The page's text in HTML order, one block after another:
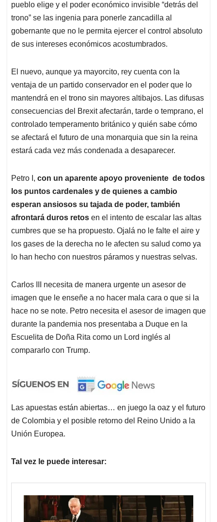
pueblo elige y el poder económico invisible “detrás del
trono” se las ingenia para ponerle zancadilla al
gobernante que no le permita ejercer el control absoluto
de sus intereses económicos acostumbrados.
El nuevo, aunque ya mayorcito, rey cuenta con la
ventaja de un partido conservador en el poder que lo
mantendrá en el trono sin mayores altibajos. Las difusas
consecuencias del Brexit afectarán, tarde o temprano, el
controlado temperamento británico y quién sabe cómo
se afectará el futuro de una monarquia que sin la reina
estará cada vez más condenada a desaparecer.
Petro I, con un aparente apoyo proveniente de todos
los puntos cardenales y de quienes a cambio
esperan ansiosos su tajada de poder, también
afrontará duros retos en el intento de escalar las altas
cumbres que se ha propuesto. Ojalá no le falte el aire y
los gases de la derecha no le afecten su salud como ya
lo han hecho con nuestros páramos y nuestras selvas.
Carlos III necesita de manera urgente un asesor de
imagen que le enseñe a no hacer mala cara o que si la
hace no se note. Petro necesita el asesor de imagen que
durante la pandemia nos presentaba a Duque en la
Escuelita de Doña Rita como un Lord inglés al
compararlo con Trump.
Las apuestas están abiertas… en juego la oaz y el futuro
de Colombia y el posible retorno del Reino Unido a la
Unión Europea.
Tal vez le puede interesar: